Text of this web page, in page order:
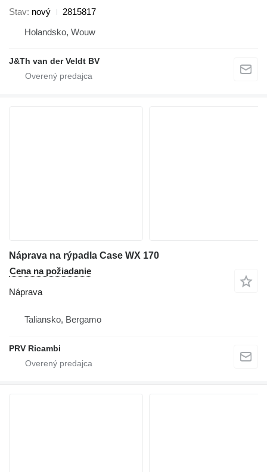
Stav nový
2815817
Holandsko, Wouw
J&Th van der Veldt BV
Náprava na rýpadla Case WX 170
Cena na požiadanie
Náprava
Taliansko, Bergamo
PRV Ricambi